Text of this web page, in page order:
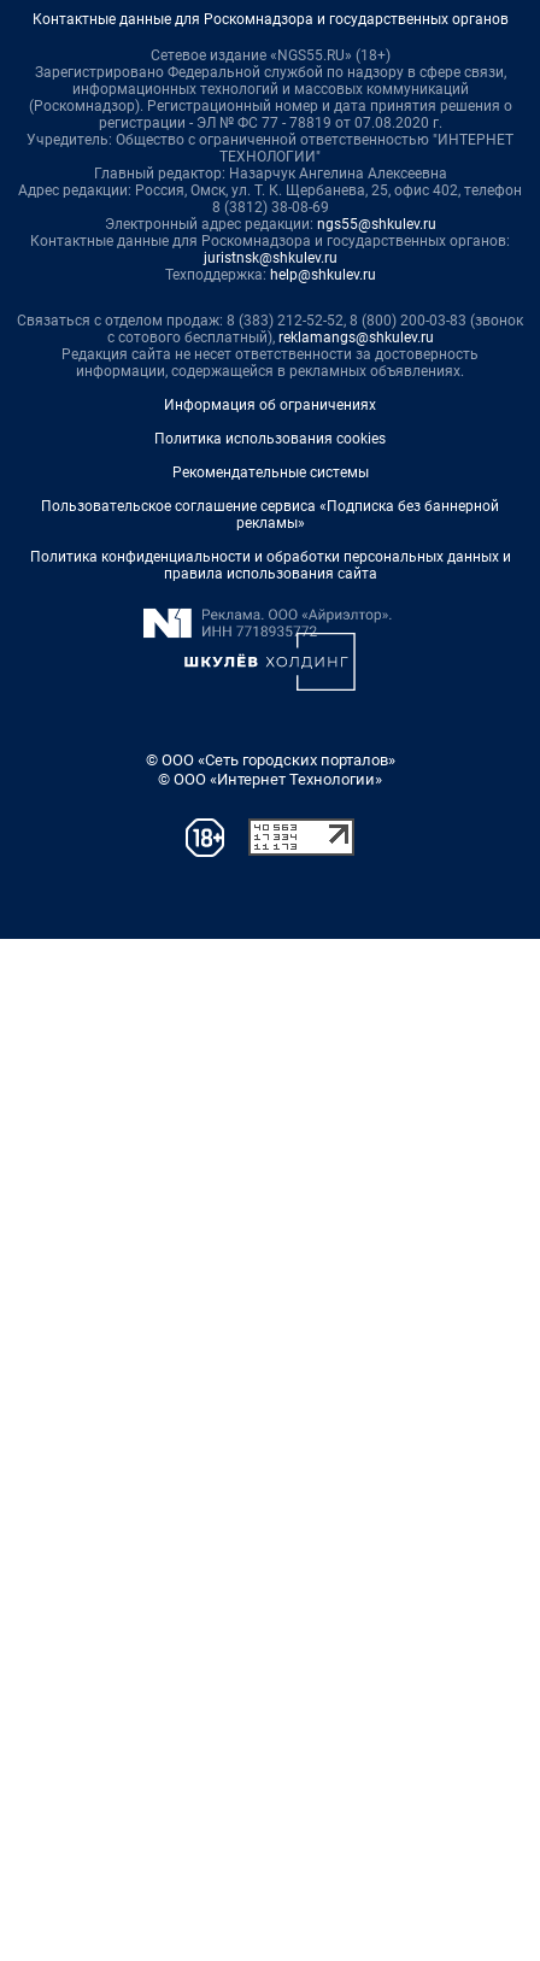
Контактные данные для Роскомнадзора и государственных органов
Сетевое издание «NGS55.RU» (18+)
Зарегистрировано Федеральной службой по надзору в сфере связи,
информационных технологий и массовых коммуникаций
(Роскомнадзор). Регистрационный номер и дата принятия решения о
регистрации - ЭЛ № ФС 77 - 78819 от 07.08.2020 г.
Учредитель: Общество с ограниченной ответственностью "ИНТЕРНЕТ
ТЕХНОЛОГИИ"
Главный редактор: Назарчук Ангелина Алексеевна
Адрес редакции: Россия, Омск, ул. Т. К. Щербанева, 25, офис 402, телефон
8 (3812) 38-08-69
Электронный адрес редакции: ngs55@shkulev.ru
Контактные данные для Роскомнадзора и государственных органов:
juristnsk@shkulev.ru
Техподдержка: help@shkulev.ru
Связаться с отделом продаж: 8 (383) 212-52-52, 8 (800) 200-03-83 (звонок
с сотового бесплатный), reklamangs@shkulev.ru
Редакция сайта не несет ответственности за достоверность
информации, содержащейся в рекламных объявлениях.
Информация об ограничениях
Политика использования cookies
Рекомендательные системы
Пользовательское соглашение сервиса «Подписка без баннерной
рекламы»
Политика конфиденциальности и обработки персональных данных и
правила использования сайта
© ООО «Сеть городских порталов»
© ООО «Интернет Технологии»